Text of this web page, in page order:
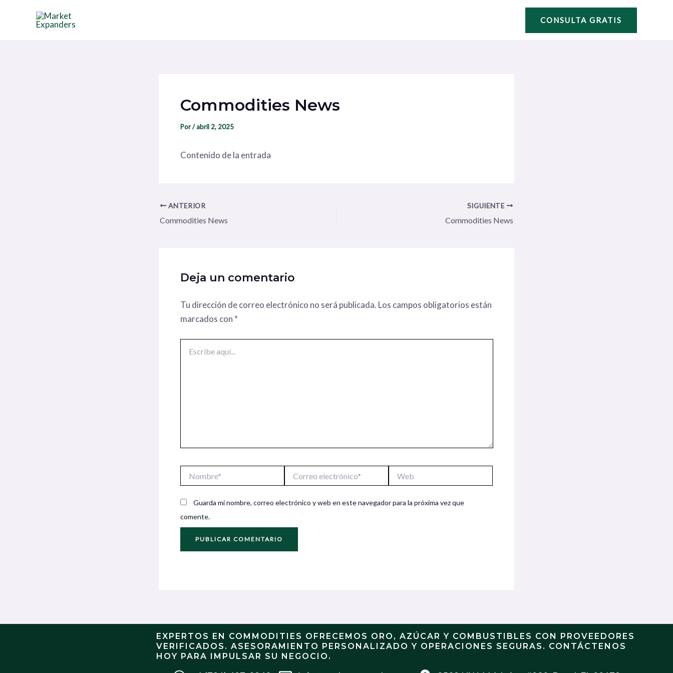
CONSULTA GRATIS
Commodities News
Por/abril 2, 2025
Contenido de la entrada
ANTERIOR
Commodities News
SIGUIENTE
Commodities News
Deja un comentario
Tu dirección de correo electrónico no será publicada. Los campos obligatorios están
marcados con *
aquí...
electrónico*
Guarda mi nombre, correo electrónico y web en este navegador para la próxima vez que
comente.
EXPERTOS EN COMMODITIES OFRECEMOS ORO, AZÚCAR Y COMBUSTIBLES CON PROVEEDORES
VERIFICADOS. ASESORAMIENTO PERSONALIZADO Y OPERACIONES SEGURAS. CONTÁCTENOS
HOY PARA IMPULSAR SU NEGOCIO.